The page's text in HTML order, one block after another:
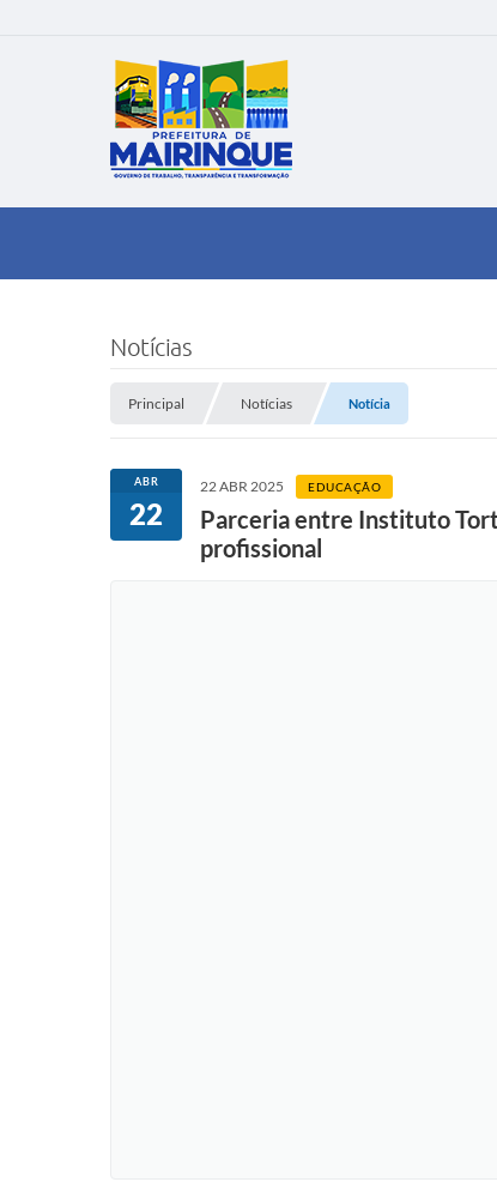
Notícias
Principal Notícias Notícia
ABR
22
22 ABR 2025 EDUCAÇÃO
Parceria entre Instituto
profissional